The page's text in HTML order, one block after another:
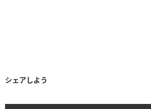
シェアしよう